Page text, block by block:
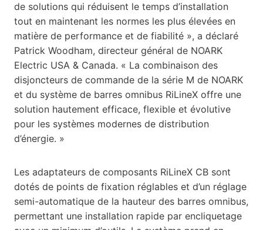
de solutions qui réduisent le temps d’installation
tout en maintenant les normes les plus élevées en
matière de performance et de fiabilité », a déclaré
Patrick Woodham, directeur général de NOARK
Electric USA & Canada. « La combinaison des
disjoncteurs de commande de la série M de NOARK
et du système de barres omnibus RiLineX offre une
solution hautement efficace, flexible et évolutive
pour les systèmes modernes de distribution
d’énergie. »
Les adaptateurs de composants RiLineX CB sont
dotés de points de fixation réglables et d’un réglage
semi-automatique de la hauteur des barres omnibus,
permettant une installation rapide par encliquetage